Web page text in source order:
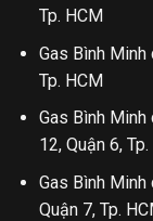
Tp. HCM
Gas Bình Minh
Tp. HCM
Gas Bình
12, Quận 6, Tp.
Gas Bình
Quận 7, Tp.